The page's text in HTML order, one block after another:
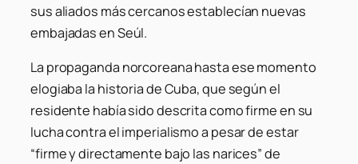
sus aliados más cercanos establecían nuevas
embajadas en Seúl.
La propaganda norcoreana hasta ese momento
elogiaba la historia de Cuba, que según el
residente había sido descrita como firme en su
lucha contra el imperialismo a pesar de estar
“firme y directamente bajo las narices” de